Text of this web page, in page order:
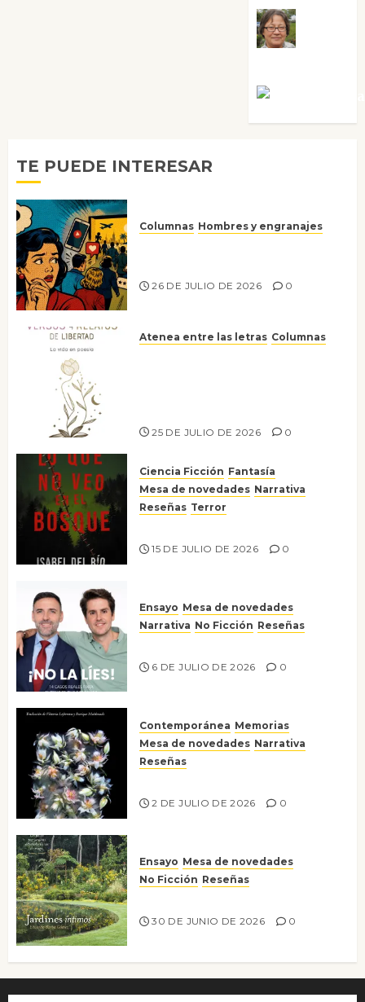
TE PUEDE INTERESAR
Columnas Hombres y engranajes
26 DE JULIO DE 2026 0
Atenea entre las letras Columnas
25 DE JULIO DE 2026 0
Ciencia Ficción Fantasía
Mesa de novedades Narrativa
Reseñas Terror
15 DE JULIO DE 2026 0
Ensayo Mesa de novedades
Narrativa No Ficción Reseñas
6 DE JULIO DE 2026 0
Contemporánea Memorias
Mesa de novedades Narrativa
Reseñas
2 DE JULIO DE 2026 0
Ensayo Mesa de novedades
No Ficción Reseñas
30 DE JUNIO DE 2026 0